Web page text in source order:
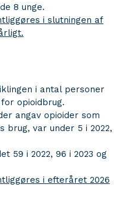
8 unge.
i slutningen af
i antal personer
opioidbrug.
angav opioider som
brug, var under 5 i 2022,
59 i 2022, 96 i 2023 og
i efteråret 2026